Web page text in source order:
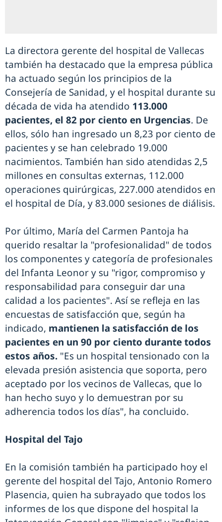
La directora gerente del hospital de Vallecas
también ha destacado que la empresa pública
ha actuado según los principios de la
Consejería de Sanidad, y el hospital durante su
década de vida ha atendido 113.000
pacientes, el 82 por ciento en Urgencias. De
ellos, sólo han ingresado un 8,23 por ciento de
pacientes y se han celebrado 19.000
nacimientos. También han sido atendidas 2,5
millones en consultas externas, 112.000
operaciones quirúrgicas, 227.000 atendidos en
el hospital de Día, y 83.000 sesiones de diálisis.
Por último, María del Carmen Pantoja ha
querido resaltar la "profesionalidad" de todos
los componentes y categoría de profesionales
del Infanta Leonor y su "rigor, compromiso y
responsabilidad para conseguir dar una
calidad a los pacientes". Así se refleja en las
encuestas de satisfacción que, según ha
indicado, mantienen la satisfacción de los
pacientes en un 90 por ciento durante todos
estos años. "Es un hospital tensionado con la
elevada presión asistencia que soporta, pero
aceptado por los vecinos de Vallecas, que lo
han hecho suyo y lo demuestran por su
adherencia todos los días", ha concluido.
Hospital del Tajo
En la comisión también ha participado hoy el
gerente del hospital del Tajo, Antonio Romero
Plasencia, quien ha subrayado que todos los
informes de los que dispone del hospital la